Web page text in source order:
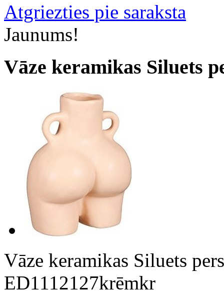
Atgriezties pie saraksta
Jaunums!
Vāze keramikas Siluets
Vāze keramikas Siluets
ED1112127krēmkr